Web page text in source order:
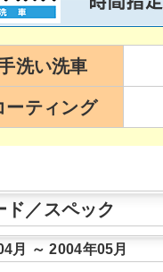
洗い洗車
ーティング
ド／スペック
月 ～ 2004年05月